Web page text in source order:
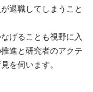
退職してしまうこと
げることも視野に入
進と研究者のアクテ
を伺います。